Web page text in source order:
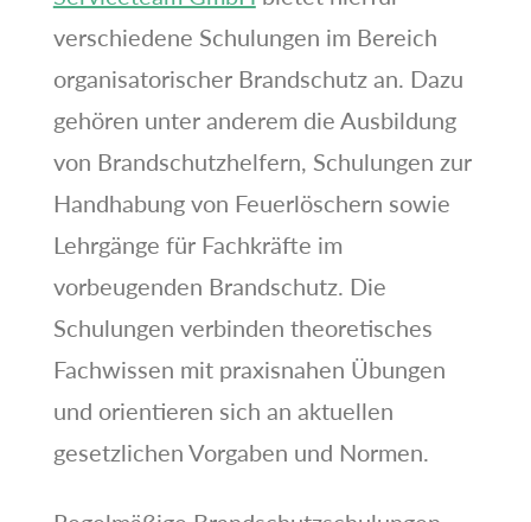
verschiedene Schulungen im Bereich
organisatorischer Brandschutz an. Dazu
gehören unter anderem die Ausbildung
von Brandschutzhelfern, Schulungen zur
Handhabung von Feuerlöschern sowie
Lehrgänge für Fachkräfte im
vorbeugenden Brandschutz. Die
Schulungen verbinden theoretisches
Fachwissen mit praxisnahen Übungen
und orientieren sich an aktuellen
gesetzlichen Vorgaben und Normen.